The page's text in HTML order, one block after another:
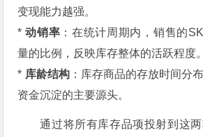
变现能力越强。
*动销率 ：在统计周期内，销售的
量的比例，反映库存整体的活跃程度。
* 库龄结构：库存商品的存放时间分
资金沉淀的主要源头。
通过将所有库存品项投射到这两